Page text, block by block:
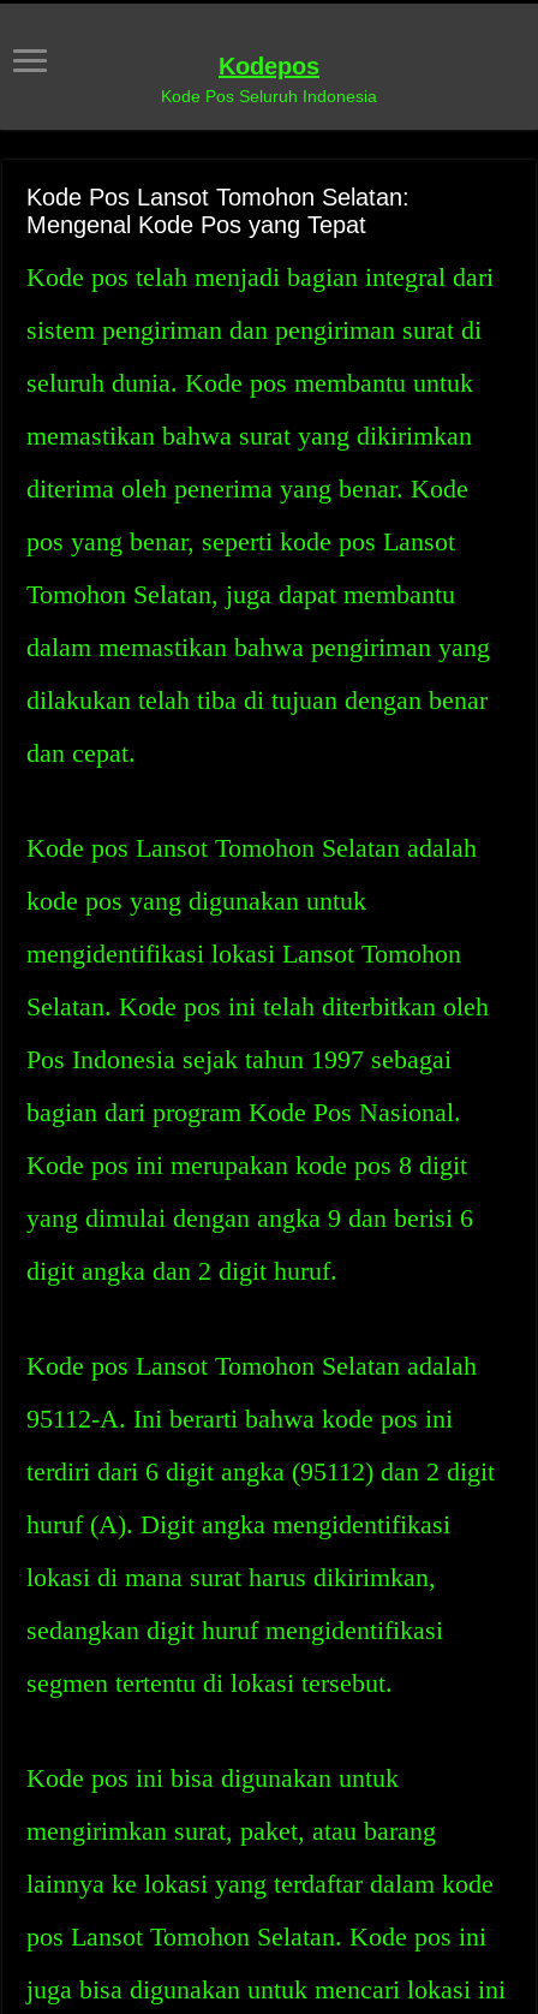
Kodepos
Kode Pos Seluruh Indonesia
Kode Pos Lansot Tomohon Selatan:
Mengenal Kode Pos yang Tepat
Kode pos telah menjadi bagian integral dari
sistem pengiriman dan pengiriman surat di
seluruh dunia. Kode pos membantu untuk
memastikan bahwa surat yang dikirimkan
diterima oleh penerima yang benar. Kode
pos yang benar, seperti kode pos Lansot
Tomohon Selatan, juga dapat membantu
dalam memastikan bahwa pengiriman yang
dilakukan telah tiba di tujuan dengan benar
dan cepat.
Kode pos Lansot Tomohon Selatan adalah
kode pos yang digunakan untuk
mengidentifikasi lokasi Lansot Tomohon
Selatan. Kode pos ini telah diterbitkan oleh
Pos Indonesia sejak tahun 1997 sebagai
bagian dari program Kode Pos Nasional.
Kode pos ini merupakan kode pos 8 digit
yang dimulai dengan angka 9 dan berisi 6
digit angka dan 2 digit huruf.
Kode pos Lansot Tomohon Selatan adalah
95112-A. Ini berarti bahwa kode pos ini
terdiri dari 6 digit angka (95112) dan 2 digit
huruf (A). Digit angka mengidentifikasi
lokasi di mana surat harus dikirimkan,
sedangkan digit huruf mengidentifikasi
segmen tertentu di lokasi tersebut.
Kode pos ini bisa digunakan untuk
mengirimkan surat, paket, atau barang
lainnya ke lokasi yang terdaftar dalam kode
pos Lansot Tomohon Selatan. Kode pos ini
juga bisa digunakan untuk mencari lokasi ini